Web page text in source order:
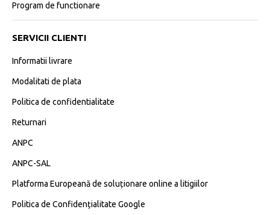
Program de functionare
SERVICII CLIENTI
Informatii livrare
Modalitati de plata
Politica de confidentialitate
Returnari
ANPC
ANPC-SAL
Platforma Europeană de soluționare online a litigiilor
Politica de Confidențialitate Google